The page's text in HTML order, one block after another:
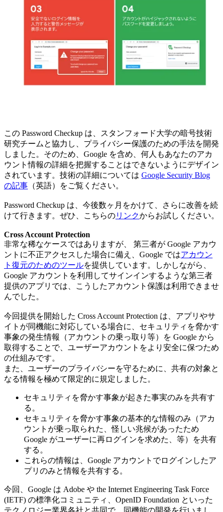
この Password Checkup は、スタンフォード大学の暗号技術
研究チームと協力し、プライバシー保護のための手法を開発
しました。そのため、Google を含め、何人もあなたのアカ
ウント情報の詳細を把握することはできないようにデザイン
されています。技術の詳細については Google Security Blog
の記事 （英語）をご覧ください。
Password Checkup は、今後数ヶ月をかけて、さらに改善を続
けて行きます。ぜひ、こちらのリンクからお試しください。
Cross Account Protection
非常な稀なケースではありますが、 第三者が Google アカウ
ントに不正アクセスした場合に備え、Google ではアカウン
ト復元のためのツールを提供しています。しかしながら、
Google アカウントを利用してサインインするような第三者
提供のアプリでは、こうしたアカウント保護は利用できませ
んでした。
今回提供を開始した Cross Account Protection は、アプリやサ
イトが同機能に対応している場合に、セキュリティを脅かす
事象の発生情報（アカウントの乗っ取り等）を Google から
取得することで、ユーザーアカウントをより安全に保つため
の仕組みです。
また、ユーザーのプライバシーを守るために、共有の対象と
なる情報を極めて限定的に規定しました。
セキュリティを脅かす事象が起きた事実のみを共有す
る。
セキュリティを脅かす事象の基本的な情報のみ（アカ
ウントが乗っ取られた、怪しい兆候があったため
Google がユーザーに再ログインを求めた、等）を共有
する。
これらの情報は、Google アカウントでログインしたア
プリのみと情報を共有する。
今回、Google は Adobe や the Internet Engineering Task Force
(IETF) の標準化コミュニティ、OpenID Foundation といった
テクノロジー業界各社と共同で、同機能の開発を行いまし